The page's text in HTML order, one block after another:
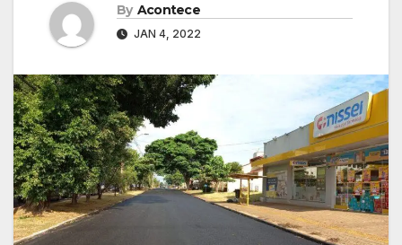
By Acontece
JAN 4, 2022